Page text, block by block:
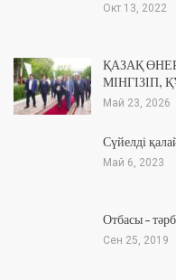
Окт 13, 2022
ҚАЗАҚ
МІНГІЗІП,
Май 23, 2026
Сүйелді
Май 6, 2023
Отбасы –
Сен 25, 2019